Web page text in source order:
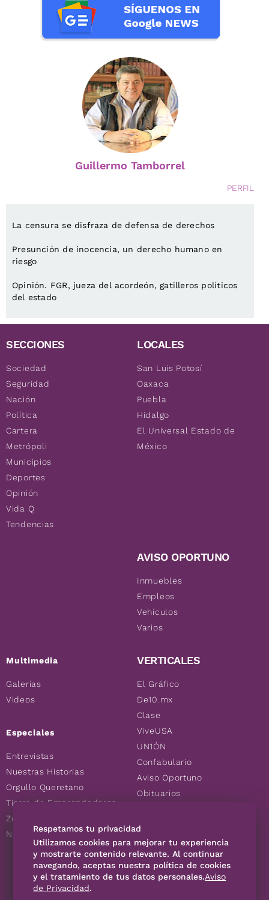
Guillermo Tamborrel
PERFIL
La censura se disfraza de defensa de derechos
Presunción de inocencia, un derecho humano en
riesgo
Opinión. FGR, jueza del acordeón, gatilleros políticos
del estado
SECCIONES
Sociedad
Seguridad
Nación
Política
Cartera
Metrópoli
Municipios
Deportes
Opinión
Vida Q
Tendencias
Multimedia
Galerías
Videos
Especiales
Entrevistas
Nuestras Historias
Orgullo Queretano
Tierra de Emprendedores
Zoociales
Nuevos Queretanos
LOCALES
San Luis Potosí
Oaxaca
Puebla
Hidalgo
El Universal Estado de
México
AVISO OPORTUNO
Inmuebles
Empleos
Vehículos
Varios
VERTICALES
El Gráfico
De10.mx
Clase
ViveUSA
UN1ÓN
Confabulario
Aviso Oportuno
Obituarios
Consultas
SÍGUENOS
Respetamos tu privacidad
Utilizamos cookies para mejorar tu experiencia
y mostrarte contenido relevante. Al continuar
navegando, aceptas nuestra política de cookies
y el tratamiento de tus datos personales.Aviso
de Privacidad.